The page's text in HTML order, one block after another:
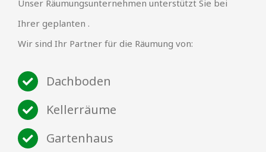
Unser Räumungsunternehmen unterstützt Sie bei
Ihrer geplanten .
Wir sind Ihr Partner für die Räumung von:
Dachboden
Kellerräume
Gartenhaus